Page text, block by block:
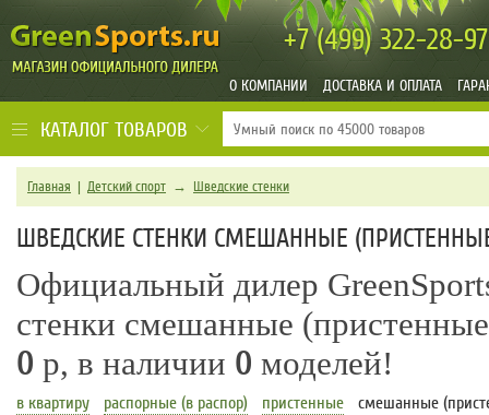
+7 (499)322-28-97
О КОМПАНИИ ДОСТАВКА И ОПЛАТА
КАТАЛОГ ТОВАРОВ
Главная | Детский спорт → Шведские стенки
ШВЕДСКИЕ СТЕНКИ СМЕШАННЫЕ
Официальный дилер
стенки смешанные
0 р, в наличии 0 моделей!
в квартиру распорные (в распор) пристенные
смешанные